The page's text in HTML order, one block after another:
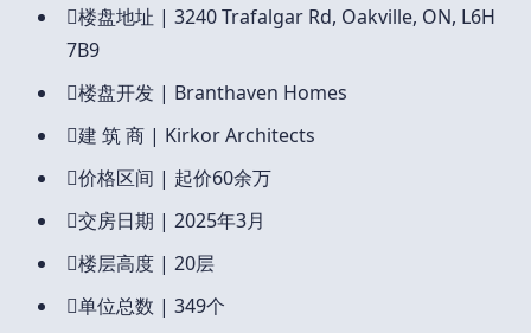
楼盘地址 | 3240 Trafalgar Rd, Oakville, ON, L6H
7B9
楼盘开发 | Branthaven Homes
建 筑 商 | Kirkor Architects
价格区间 | 起价60余万
交房日期 | 2025年3月
楼层高度 | 20层
单位总数 | 349个